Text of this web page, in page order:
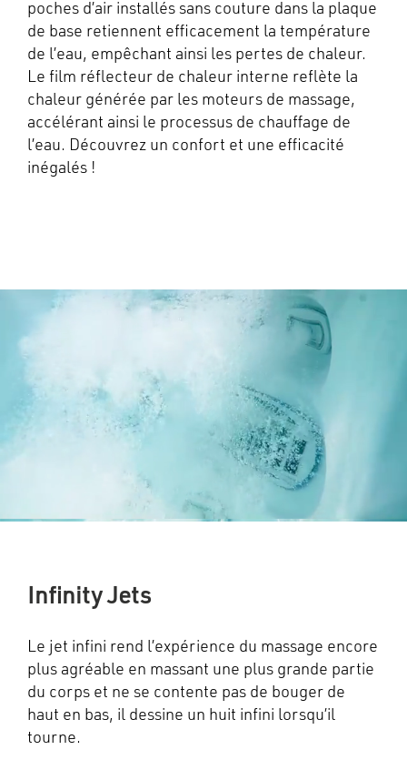
poches d’air installés sans couture dans la plaque
de base retiennent efficacement la température
de l’eau, empêchant ainsi les pertes de chaleur.
Le film réflecteur de chaleur interne reflète la
chaleur générée par les moteurs de massage,
accélérant ainsi le processus de chauffage de
l’eau. Découvrez un confort et une efficacité
inégalés !
Infinity Jets
Le jet infini rend l’expérience du massage encore
plus agréable en massant une plus grande partie
du corps et ne se contente pas de bouger de
haut en bas, il dessine un huit infini lorsqu’il
tourne.